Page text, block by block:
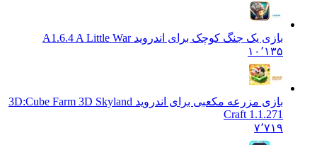
بازی یک جنگ کوچک برای اندروید A 1.6.4 A Little War
۱۰٬۱۳۵
بازی مزرعه مکعبی برای اندروید 3D: Cube Farm 3D Skyland
Craft 1.1.271